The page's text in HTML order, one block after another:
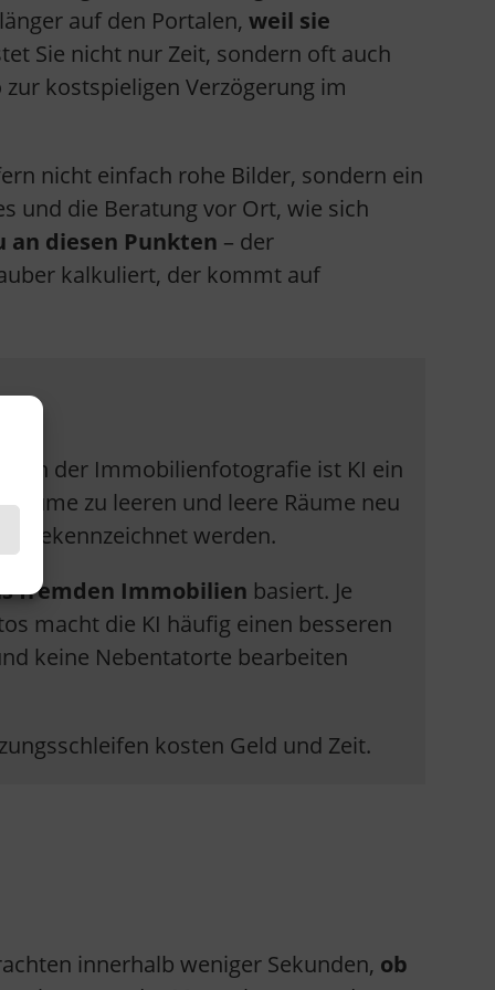
auf den Portalen, weil sie
Sie nicht nur Zeit, sondern oft auch
kostspieligen Verzögerung im
nicht einfach rohe Bilder, sondern ein
und die Beratung vor Ort, wie sich
an diesen Punkten – der
kalkuliert, der kommt auf
In der Immobilienfotografie ist KI ein
zu leeren und leere Räume neu
gekennzeichnet werden.
fremden Immobilien basiert. Je
macht die KI häufig einen besseren
keine Nebentatorte bearbeiten
kosten Geld und Zeit.
innerhalb weniger Sekunden, ob